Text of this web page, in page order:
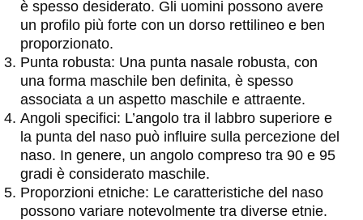
è spesso desiderato. Gli uomini possono avere
un profilo più forte con un dorso rettilineo e ben
proporzionato.
Punta robusta: Una punta nasale robusta, con
una forma maschile ben definita, è spesso
associata a un aspetto maschile e attraente.
Angoli specifici: L’angolo tra il labbro superiore e
la punta del naso può influire sulla percezione del
naso. In genere, un angolo compreso tra 90 e 95
gradi è considerato maschile.
Proporzioni etniche: Le caratteristiche del naso
possono variare notevolmente tra diverse etnie.